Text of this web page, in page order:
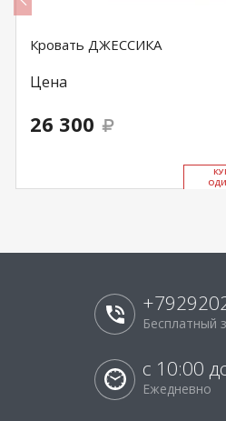
Кровать ДЖЕССИКА
Цена
26 300
Бесплатный
с 10:00
Ежедневно